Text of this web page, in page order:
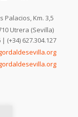
Palacios, Km. 3,5
Utrera (Sevilla)
(+34) 627.304.127